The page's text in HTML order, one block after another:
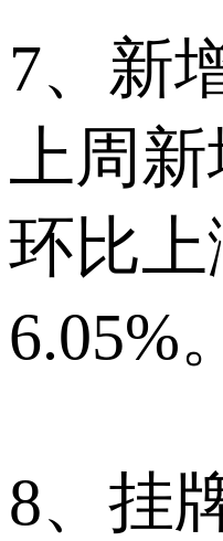
7、新
上周
环比上
6.05%。
8、挂